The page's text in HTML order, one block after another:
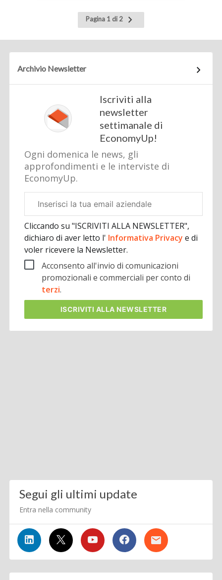
Pagina 1 di 2
Pagina
successiva
Archivio Newsletter
Iscriviti alla
newsletter
settimanale di
EconomyUp!
Ogni domenica le news, gli
approfondimenti e le interviste di
EconomyUp.
aziendale
Cliccando su "ISCRIVITI ALLA NEWSLETTER",
dichiaro di aver letto l' Informativa Privacye di
voler ricevere la Newsletter.
Acconsento all'invio di comunicazioni
promozionali e commerciali per conto di
terzi.
ISCRIVITI ALLA NEWSLETTER
Segui gli ultimi update
Entra nella community